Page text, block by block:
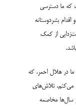
که ما دسترسی
بشردوستانه
از کمک­‌
در هلال احمر، که
می‌­کنم. تلاش‌­های
سال‌­ها مخاصمه